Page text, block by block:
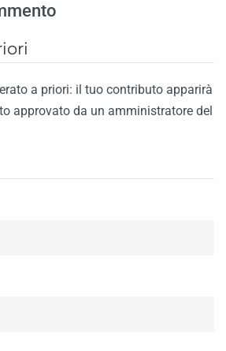
a priori: il tuo contributo apparirà
approvato da un amministratore del